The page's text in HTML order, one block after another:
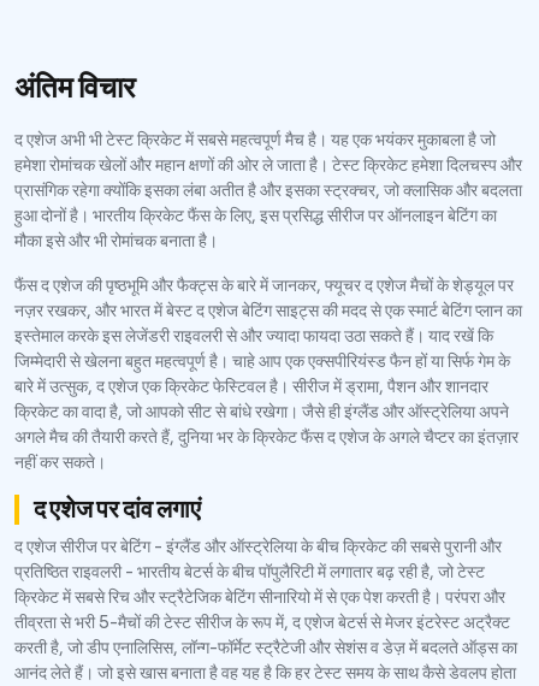
अंतिम विचार
द एशेज अभी भी टेस्ट क्रिकेट में सबसे महत्वपूर्ण मैच है। यह एक भयंकर मुकाबला है जो
हमेशा रोमांचक खेलों और महान क्षणों की ओर ले जाता है। टेस्ट क्रिकेट हमेशा दिलचस्प और
प्रासंगिक रहेगा क्योंकि इसका लंबा अतीत है और इसका स्ट्रक्चर, जो क्लासिक और बदलता
हुआ दोनों है। भारतीय क्रिकेट फैंस के लिए, इस प्रसिद्ध सीरीज पर ऑनलाइन बेटिंग का
मौका इसे और भी रोमांचक बनाता है।
फैंस द एशेज की पृष्ठभूमि और फैक्ट्स के बारे में जानकर, फ्यूचर द एशेज मैचों के शेड्यूल पर
नज़र रखकर, और भारत में बेस्ट द एशेज बेटिंग साइट्स की मदद से एक स्मार्ट बेटिंग प्लान का
इस्तेमाल करके इस लेजेंडरी राइवलरी से और ज्यादा फायदा उठा सकते हैं। याद रखें कि
जिम्मेदारी से खेलना बहुत महत्वपूर्ण है। चाहे आप एक एक्सपीरियंस्ड फैन हों या सिर्फ गेम के
बारे में उत्सुक, द एशेज एक क्रिकेट फेस्टिवल है। सीरीज में ड्रामा, पैशन और शानदार
क्रिकेट का वादा है, जो आपको सीट से बांधे रखेगा। जैसे ही इंग्लैंड और ऑस्ट्रेलिया अपने
अगले मैच की तैयारी करते हैं, दुनिया भर के क्रिकेट फैंस द एशेज के अगले चैप्टर का इंतज़ार
नहीं कर सकते।
द एशेज पर दांव लगाएं
द एशेज सीरीज पर बेटिंग - इंग्लैंड और ऑस्ट्रेलिया के बीच क्रिकेट की सबसे पुरानी और
प्रतिष्ठित राइवलरी - भारतीय बेटर्स के बीच पॉपुलैरिटी में लगातार बढ़ रही है, जो टेस्ट
क्रिकेट में सबसे रिच और स्ट्रैटेजिक बेटिंग सीनारियो में से एक पेश करती है। परंपरा और
तीव्रता से भरी 5-मैचों की टेस्ट सीरीज के रूप में, द एशेज बेटर्स से मेजर इंटरेस्ट अट्रैक्ट
करती है, जो डीप एनालिसिस, लॉन्ग-फॉर्मेट स्ट्रैटेजी और सेशंस व डेज़ में बदलते ऑड्स का
आनंद लेते हैं। जो इसे खास बनाता है वह यह है कि हर टेस्ट समय के साथ कैसे डेवलप होता